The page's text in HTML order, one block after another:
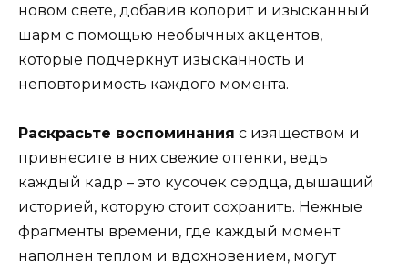
новом свете, добавив колорит и изысканный
шарм с помощью необычных акцентов,
которые подчеркнут изысканность и
неповторимость каждого момента.
Раскрасьте воспоминания с изяществом и
привнесите в них свежие оттенки, ведь
каждый кадр – это кусочек сердца, дышащий
историей, которую стоит сохранить. Нежные
фрагменты времени, где каждый момент
наполнен теплом и вдохновением, могут